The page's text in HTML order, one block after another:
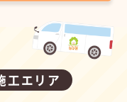
工エリア